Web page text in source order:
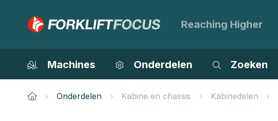
Reaching Higher
Machines Onderdelen Zoeken
Onderdelen Kabine en chassis Kabinedelen